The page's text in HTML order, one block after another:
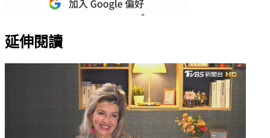
延伸閱讀